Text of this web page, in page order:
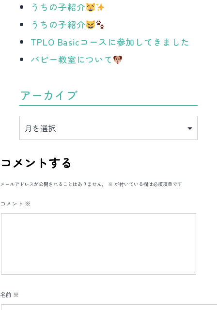
うちの子紹介
うちの子紹介
TPLO Basicコースに参加してきました
パピー教室について
アーカイブ
イ
コメントする
メールアドレスが公開されることはありません。 ※ が付いている欄は必須項目です
コメント ※
名前 ※